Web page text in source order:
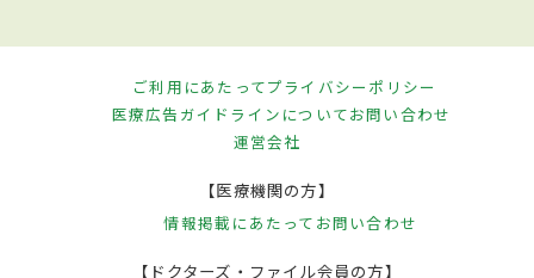
ご利用にあたってプライバシーポリシー
医療広告ガイドラインについてお問い合わせ
運営会社
【医療機関の方】
情報掲載にあたって お問い合わせ
【ドクターズ・ファイル会員の方】